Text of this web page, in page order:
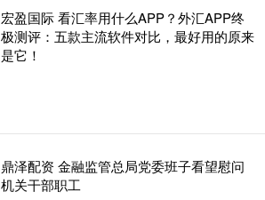
宏盈国际 看汇率用什么APP？外汇APP终
极测评：五款主流软件对比，最好用的原来
是它！
鼎泽配资 金融监管总局党委班子看望慰问
机关干部职工